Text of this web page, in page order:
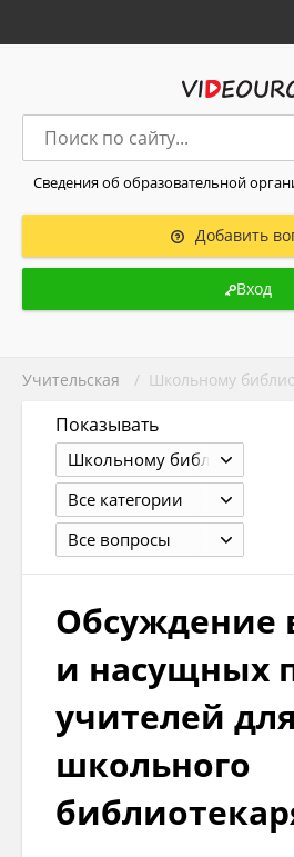
Сведения об образовательной
Добавить
Вход
Учительская / Школьному
Показывать
Школьному библиотекарю
Все категории
Все вопросы
Обсуждение
и насущных
учителей для
школьного